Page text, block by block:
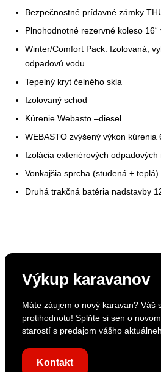
Bezpečnostné prídavné zámky
Plnohodnotné rezervné koleso 16“
Winter/Comfort Pack: Izolovaná,
odpadovú vodu
Tepelný kryt čelného skla
Izolovaný schod
Kúrenie Webasto –diesel
WEBASTO zvýšený výkon kúrenia
Izolácia exteriérových odpadových
Vonkajšia sprcha (studená +
Druhá trakčná batéria nadstavby
Výkup karavanov
Máte záujem o nový karavan? Váš
protihodnotu! Splňte si sen o
starostí s predajom vášho
Kontakt